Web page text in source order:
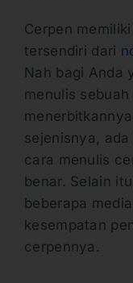
Cerpen
tersendiri dari
Nah bagi Anda
menulis
sejenisnya,
cara menulis
benar. Selain
beberapa
kesempatan
cerpennya.